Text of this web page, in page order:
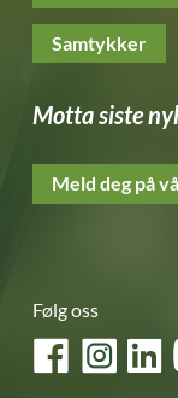
Samtykker
Motta siste
Meld deg på
Følg oss
FacebookInstagram